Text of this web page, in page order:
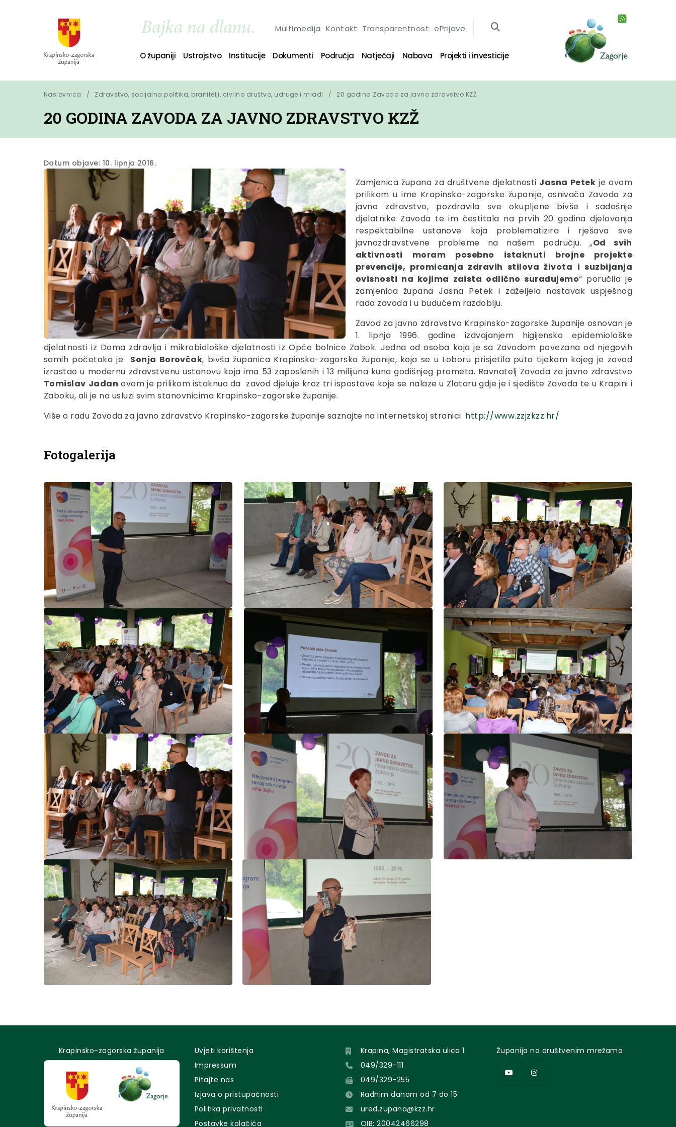
Multimedija Kontakt Transparentnost ePrijave
O županiji Ustrojstvo Institucije Dokumenti Područja Natječaji Nabava Projekti i investicije
Naslovnica Zdravstvo, socijalna politika, branitelji, civilno društvo, udruge i mladi 20 godina Zavoda za javno zdravstvo KZŽ
20 GODINA ZAVODA ZA JAVNO ZDRAVSTVO KZŽ
Datum objave: 10. lipnja 2016.
Zamjenica župana za društvene djelatnosti Jasna Petek je ovom
prilikom u ime Krapinsko-zagorske županije, osnivača Zavoda za
javno zdravstvo, pozdravila sve okupljene bivše i sadašnje
djelatnike Zavoda te im čestitala na prvih 20 godina djelovanja
respektabilne ustanove koja problematizira i rješava sve
javnozdravstvene probleme na našem području. „Od svih
aktivnosti moram posebno istaknuti brojne projekte
prevencije, promicanja zdravih stilova života i suzbijanja
ovisnosti na kojima zaista odlično surađujemo“ poručila je
zamjenica župana Jasna Petek i zaželjela nastavak uspješnog
rada zavoda i u budućem razdoblju.
Zavod za javno zdravstvo Krapinsko-zagorske županije osnovan je
1. lipnja 1996. godine izdvajanjem higijensko epidemiološke
djelatnosti iz Doma zdravlja i mikrobiološke djelatnosti iz Opće bolnice Zabok. Jedna od osoba koja je sa Zavodom povezana od njegovih
samih početaka je Sonja Borovčak, bivša županica Krapinsko-zagorska županije, koja se u Loboru prisjetila puta tijekom kojeg je zavod
izrastao u modernu zdravstvenu ustanovu koja ima 53 zaposlenih i 13 milijuna kuna godišnjeg prometa. Ravnatelj Zavoda za javno zdravstvo
Tomislav Jadan ovom je prilikom istaknuo da zavod djeluje kroz tri ispostave koje se nalaze u Zlataru gdje je i sjedište Zavoda te u Krapini i
Zaboku, ali je na usluzi svim stanovnicima Krapinsko-zagorske županije.
Više o radu Zavoda za javno zdravstvo Krapinsko-zagorske županije saznajte na internetskoj stranici http://www.zzjzkzz.hr/
Fotogalerija
Krapinsko-zagorska županija
Uvjeti korištenja
Impressum
Pitajte nas
Izjava o pristupačnosti
Politika privatnosti
Postavke kolačića
Krapina, Magistratska ulica 1
049/329-111
049/329-255
Radnim danom od 7 do 15
ured.zupana@kzz.hr
OIB: 20042466298
Županija na društvenim mrežama